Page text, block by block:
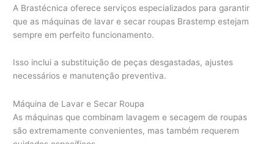
A Brastécnica oferece serviços especializados para garantir
que as máquinas de lavar e secar roupas Brastemp estejam
sempre em perfeito funcionamento.
Isso inclui a substituição de peças desgastadas, ajustes
necessários e manutenção preventiva.
Máquina de Lavar e Secar Roupa
As máquinas que combinam lavagem e secagem de roupas
são extremamente convenientes, mas também requerem